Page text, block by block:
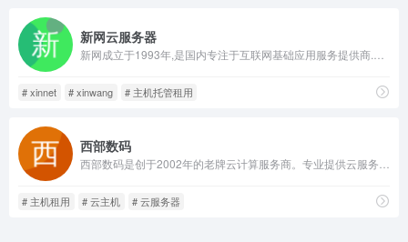
新网云服务器
# xinnet # xinwang # 主机托管租用
西部数码
# 主机租用 # 云主机 # 云服务器